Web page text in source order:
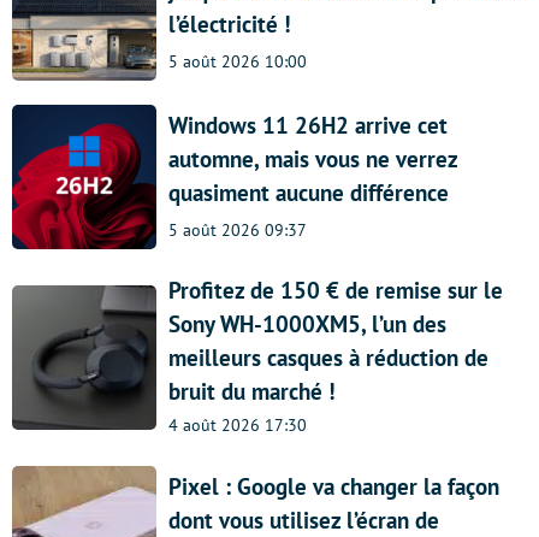
l’électricité !
5 août 2026 10:00
Windows 11 26H2 arrive cet
automne, mais vous ne verrez
quasiment aucune différence
5 août 2026 09:37
Profitez de 150 € de remise sur le
Sony WH-1000XM5, l’un des
meilleurs casques à réduction de
bruit du marché !
4 août 2026 17:30
Pixel : Google va changer la façon
dont vous utilisez l’écran de